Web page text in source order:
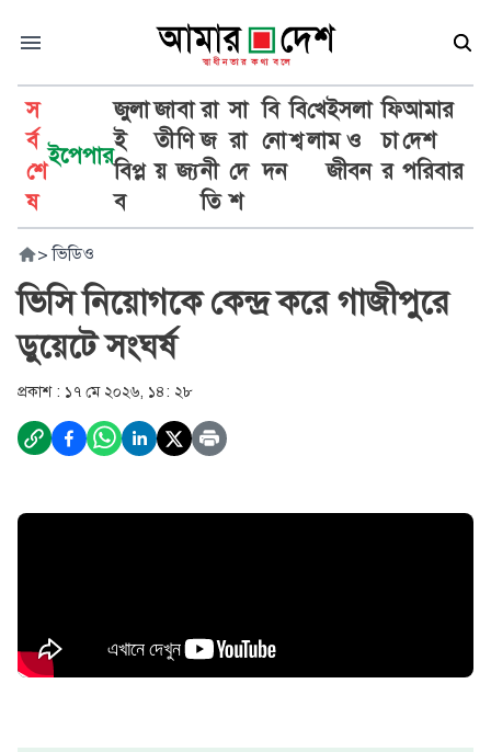
স
র্ব
শে
ষ
ইপেপার
জুলা
ই
বিপ্ল
ব
জা
তী
য়
বা
ণি
জ্য
রা
জ
নী
তি
সা
রা
দে
শ
বি
নো
দন
বি
শ্ব
খে
লা
ইসলা
ম ও
জীবন
ফি
চা
র
আমার
দেশ
পরিবার
> ভিডিও
ভিসি নিয়োগকে কেন্দ্র করে গাজীপুরে
ডুয়েটে সংঘর্ষ
প্রকাশ : ১৭ মে ২০২৬, ১৪: ২৮